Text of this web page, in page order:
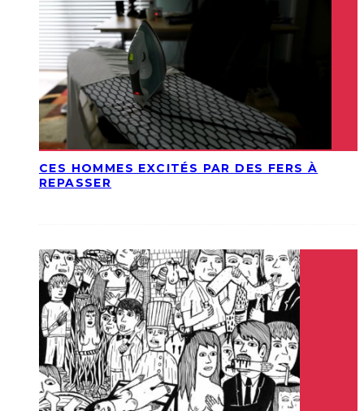
CES HOMMES EXCITÉS PAR DES FERS À
REPASSER